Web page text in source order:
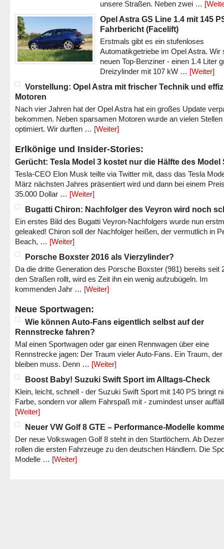
unsere Straßen. Neben zwei …
Opel Astra GS Line 1.4 mit 145
Fahrbericht (Facelift)
Erstmals gibt es ein stufenloses
Automatikgetriebe im Opel Astra. Wir
neuen Top-Benziner - einen 1.4 Liter
Dreizylinder mit 107 kW … [Weiter]
Vorstellung: Opel Astra mit frischer Technik und
Motoren
Nach vier Jahren hat der Opel Astra hat ein großes Update
bekommen. Neben sparsamen Motoren wurde an vielen Stellen
optimiert. Wir durften … [Weiter]
Erlkönige und Insider-Stories:
Gerücht: Tesla Model 3 kostet nur die Hälfte des Model
Tesla-CEO Elon Musk teilte via Twitter mit, dass das Tesla
März nächsten Jahres präsentiert wird und dann bei einem
35.000 Dollar … [Weiter]
Bugatti Chiron: Nachfolger des Veyron wird noch
Ein erstes Bild des Bugatti Veyron-Nachfolgers wurde nun
geleaked! Chiron soll der Nachfolger heißen, der vermutlich in
Beach, … [Weiter]
Porsche Boxster 2016 als Vierzylinder?
Da die dritte Generation des Porsche Boxster (981) bereits seit
den Straßen rollt, wird es Zeit ihn ein wenig aufzubügeln. Im
kommenden Jahr … [Weiter]
Neue Sportwagen:
Wie können Auto-Fans eigentlich selbst auf der
Rennstrecke fahren?
Mal einen Sportwagen oder gar einen Rennwagen über eine
Rennstrecke jagen: Der Traum vieler Auto-Fans. Ein Traum,
bleiben muss. Denn … [Weiter]
Boost Baby! Suzuki Swift Sport im Alltags-Check
Klein, leicht, schnell - der Suzuki Swift Sport mit 140 PS bringt
Farbe, sondern vor allem Fahrspaß mit - zumindest unser
[Weiter]
Neuer VW Golf 8 GTE – Performance-Modelle
Der neue Volkswagen Golf 8 steht in den Startlöchern. Ab
rollen die ersten Fahrzeuge zu den deutschen Händlern. Die
Modelle … [Weiter]